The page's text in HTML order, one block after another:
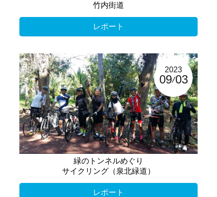
竹内街道
レポート
2023
09 03
緑のトンネルめぐり
サイクリング（泉北緑道）
レポート